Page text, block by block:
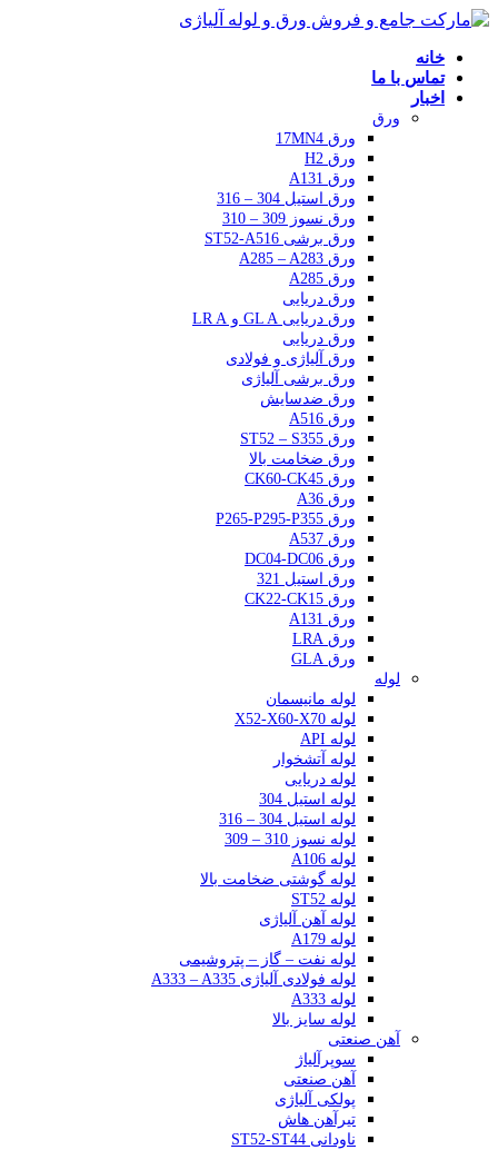
خانه
تماس با ما
اخبار
ورق
ورق 17MN4
ورق H2
ورق A131
ورق استیل 304 – 316
ورق نسوز 309 – 310
ورق برشی ST52-A516
ورق A285 – A283
ورق A285
ورق دریایی
ورق دریایی GL A و LR A
ورق دریایی
ورق آلیاژی و فولادی
ورق برشی آلیاژی
ورق ضدسایش
ورق A516
ورق ST52 – S355
ورق ضخامت بالا
ورق CK60-CK45
ورق A36
ورق P265-P295-P355
ورق A537
ورق DC04-DC06
ورق استیل 321
ورق CK22-CK15
ورق A131
ورق LRA
ورق GLA
لوله
لوله مانیسمان
لوله X52-X60-X70
لوله API
لوله آتشخوار
لوله دریایی
لوله استیل 304
لوله استیل 304 – 316
لوله نسوز 310 – 309
لوله A106
لوله گوشتی ضخامت بالا
لوله ST52
لوله آهن آلیاژی
لوله A179
لوله نفت – گاز – پتروشیمی
لوله فولادی آلیاژی A333 – A335
لوله A333
لوله سایز بالا
آهن صنعتی
سوپرآلیاژ
آهن صنعتی
پولکی آلیاژی
تیرآهن هاش
ناودانی ST52-ST44